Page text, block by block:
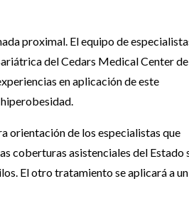
proximal. El equipo de
del Cedars Medical Center de
en aplicación de este
orientación de los especialistas que
coberturas asistenciales del Estado
El otro tratamiento se aplicará a un